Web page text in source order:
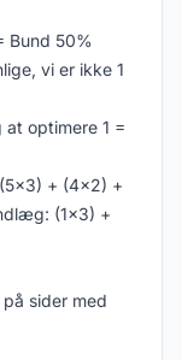
Bund 50%
vi er ikke 1
at optimere 1 =
+ (4x2) +
(1x3) +
sider med